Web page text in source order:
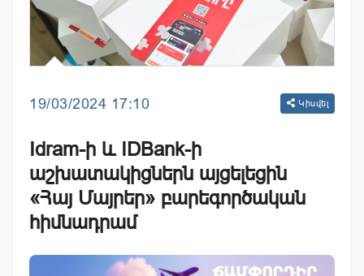
19/03/2024 17:10 Կիսվել
Idram-ի և IDBank-ի
աշխատակիցներն այցելեցին
«Հայ Մայրեր» բարեգործական
հիմնադրամ